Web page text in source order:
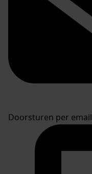
Doorsturen per email